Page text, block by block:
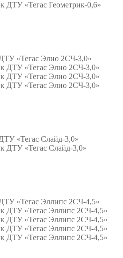
«Тегас Элио 2СЧ-3,0»
«Тегас Слайд-3,0»
«Тегас Эллипс 2СЧ-4,5»